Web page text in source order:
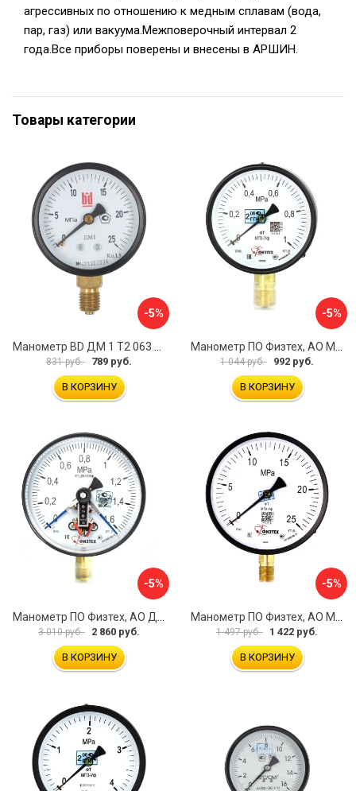
агрессивных по отношению к медным сплавам (вода,
пар, газ) или вакуума.Межповерочный интервал 2
года.Все приборы поверены и внесены в АРШИН.
Товары категории
-5%
831 руб. 789 руб.
В КОРЗИНУ
-5%
1 044 руб. 992 руб.
В КОРЗИНУ
-5%
Манометр ПО Физтех, АО ДМ2005ф 4687205178077
3 010 руб. 2 860 руб.
В КОРЗИНУ
-5%
Манометр ПО Физтех, АО МП4-Уф 4687205178602
1 497 руб. 1 422 руб.
В КОРЗИНУ